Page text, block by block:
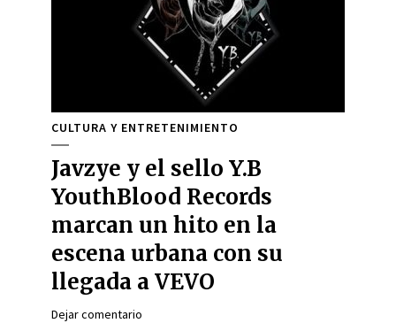
CULTURA Y ENTRETENIMIENTO
Javzye y el sello Y.B
YouthBlood Records
marcan un hito en la
escena urbana con su
llegada a VEVO
Dejar comentario